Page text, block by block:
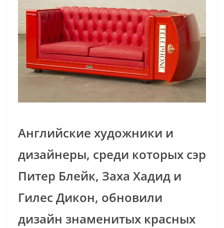
Английские художники и
дизайнеры, среди которых сэр
Питер Блейк, Заха Хадид и
Гилес Дикон, обновили
дизайн знаменитых красных